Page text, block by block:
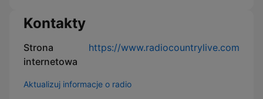
Kontakty
Strona
internetowa
https://www.radiocountrylive.com
Aktualizuj informacje o radio